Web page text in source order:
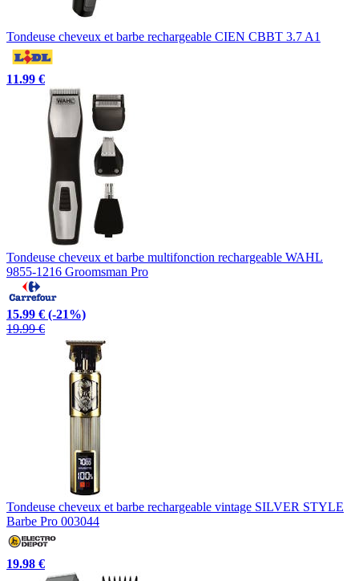
Tondeuse cheveux et barbe rechargeable CIEN CBBT 3.7 A1
11.99 €
Tondeuse cheveux et barbe multifonction rechargeable WAHL
9855-1216 Groomsman Pro
15.99 € (-21%)
19.99 €
Tondeuse cheveux et barbe rechargeable vintage SILVER STYLE
Barbe Pro 003044
19.98 €